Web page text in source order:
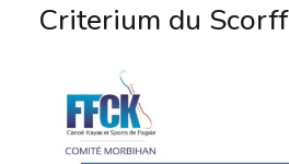
Criterium du Scorff